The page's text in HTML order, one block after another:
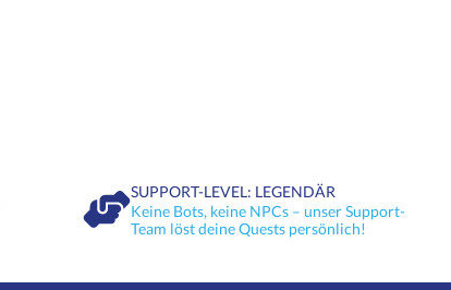
SUPPORT-LEVEL: LEGENDÄR
Keine Bots, keine NPCs – unser Support-
Team löst deine Quests persönlich!